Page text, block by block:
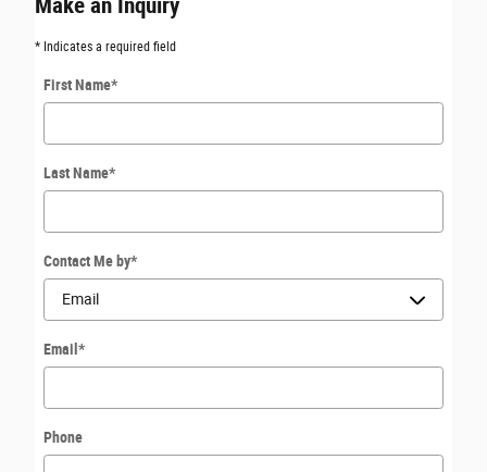
Make an Inquiry
* Indicates a required field
First Name*
Last Name*
Contact Me by*
Email *
Phone